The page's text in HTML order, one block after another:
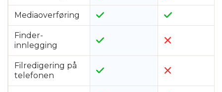
Mediaoverføring
Finder-
innlegging
Filredigering på
telefonen